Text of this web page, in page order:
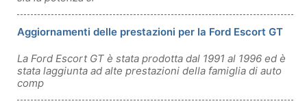
Aggiornamenti delle prestazioni per la Ford Escort GT
La Ford Escort GT è stata prodotta dal 1991 al 1996 ed è
stata laggiunta ad alte prestazioni della famiglia di auto
comp